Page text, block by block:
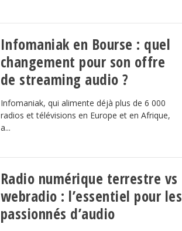
Infomaniak en Bourse : quel
changement pour son offre
de streaming audio ?
Infomaniak, qui alimente déjà plus de 6 000
radios et télévisions en Europe et en Afrique,
a...
Radio numérique terrestre vs
webradio : l’essentiel pour les
passionnés d’audio